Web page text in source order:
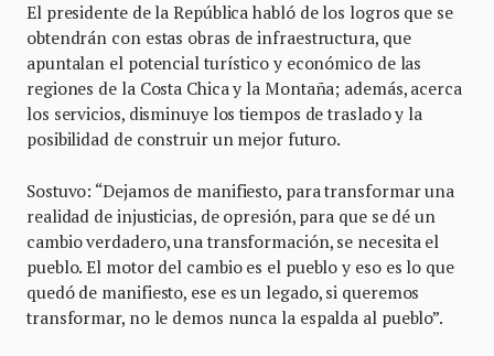
El presidente de la República habló de los logros que se
obtendrán con estas obras de infraestructura, que
apuntalan el potencial turístico y económico de las
regiones de la Costa Chica y la Montaña; además, acerca
los servicios, disminuye los tiempos de traslado y la
posibilidad de construir un mejor futuro.
Sostuvo: “Dejamos de manifiesto, para transformar una
realidad de injusticias, de opresión, para que se dé un
cambio verdadero, una transformación, se necesita el
pueblo. El motor del cambio es el pueblo y eso es lo que
quedó de manifiesto, ese es un legado, si queremos
transformar, no le demos nunca la espalda al pueblo”.